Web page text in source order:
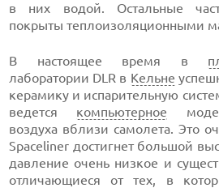
в них водой. Остальные
покрыты теплоизоляционными
В настоящее время в
лаборатории DLR в Кельне
керамику и испарительную
ведется компьютерное
воздуха вблизи самолета. Это
Spaceliner достигнет большой
давление очень низкое и
отличающиеся от тех, в